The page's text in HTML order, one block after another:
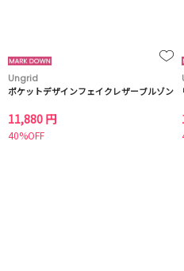
Ungrid
ポケットデザインフェイクレザーブルゾン
11,880 円
40%OFF